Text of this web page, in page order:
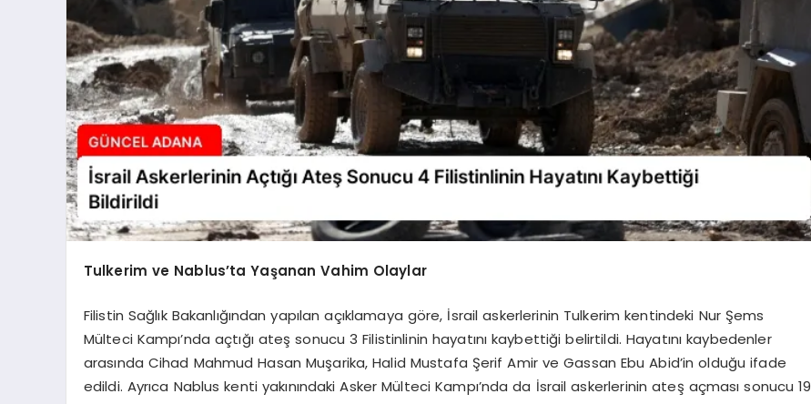
Tulkerim ve Nablus’ta Yaşanan Vahim Olaylar
Filistin Sağlık Bakanlığından yapılan açıklamaya göre, İsrail askerlerinin Tulkerim kentindeki Nur Şems
Mülteci Kampı’nda açtığı ateş sonucu 3 Filistinlinin hayatını kaybettiği belirtildi. Hayatını kaybedenler
arasında Cihad Mahmud Hasan Muşarika, Halid Mustafa Şerif Amir ve Gassan Ebu Abid’in olduğu ifade
edildi. Ayrıca Nablus kenti yakınındaki Asker Mülteci Kampı’nda da İsrail askerlerinin ateş açması sonucu 19